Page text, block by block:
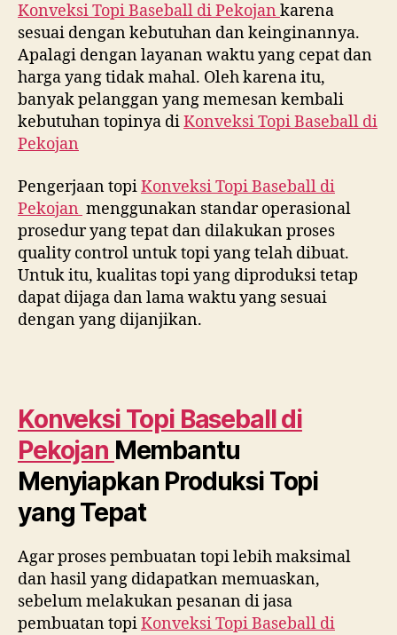
Konveksi Topi Baseball diPekojan karena
sesuai dengan kebutuhan dan keinginannya.
Apalagi dengan layanan waktu yang cepat dan
harga yang tidak mahal. Oleh karena itu,
banyak pelanggan yang memesan kembali
kebutuhan topinya diKonveksi Topi Baseball di
Pekojan
Pengerjaan topiKonveksi Topi Baseball di
Pekojan menggunakan standar operasional
prosedur yang tepat dan dilakukan proses
quality control untuk topi yang telah dibuat.
Untuk itu, kualitas topi yang diproduksi tetap
dapat dijaga dan lama waktu yang sesuai
dengan yang dijanjikan.
Konveksi Topi Baseball di
Pekojan Membantu
Menyiapkan Produksi Topi
yang Tepat
Agar proses pembuatan topi lebih maksimal
dan hasil yang didapatkan memuaskan,
sebelum melakukan pesanan di jasa
pembuatan topiKonveksi Topi Baseball di